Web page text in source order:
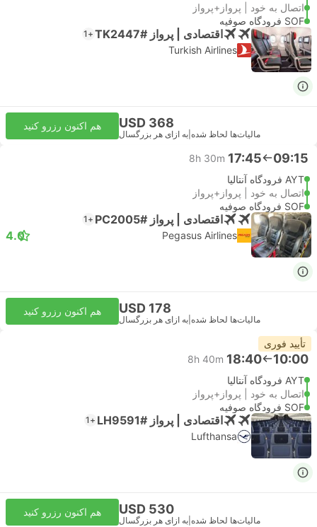
اتصال به خود | پرواز+پرواز
SOF فرودگاه صوفیه
اقتصادی | پرواز #TK2447 +1
Turkish Airlines
USD 368
مالیات‌ها لحاظ شده به ازای هر بزرگسال
هم اکنون رزرو کنید
09:15
17:45
8h 30m
AYT فرودگاه آنتالیا
اتصال به خود | پرواز+پرواز
SOF فرودگاه صوفیه
اقتصادی | پرواز #PC2005 +1
Pegasus Airlines
4.0
USD 178
مالیات‌ها لحاظ شده به ازای هر بزرگسال
هم اکنون رزرو کنید
تأیید فوری
10:00
18:40
8h 40m
AYT فرودگاه آنتالیا
اتصال به خود | پرواز+پرواز
SOF فرودگاه صوفیه
اقتصادی | پرواز #LH9591 +1
Lufthansa
USD 530
مالیات‌ها لحاظ شده به ازای هر بزرگسال
هم اکنون رزرو کنید